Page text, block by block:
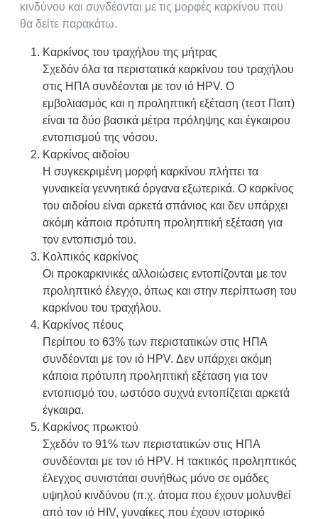
κινδύνου και συνδέονται με τις μορφές καρκίνου που
θα δείτε παρακάτω.
Καρκίνος του τραχήλου της μήτρας
Σχεδόν όλα τα περιστατικά καρκίνου του τραχήλου
στις ΗΠΑ συνδέονται με τον ιό HPV. Ο
εμβολιασμός και η προληπτική εξέταση (τεστ Παπ)
είναι τα δύο βασικά μέτρα πρόληψης και έγκαιρου
εντοπισμού της νόσου.
Καρκίνος αιδοίου
Η συγκεκριμένη μορφή καρκίνου πλήττει τα
γυναικεία γεννητικά όργανα εξωτερικά. Ο καρκίνος
του αιδοίου είναι αρκετά σπάνιος και δεν υπάρχει
ακόμη κάποια πρότυπη προληπτική εξέταση για
τον εντοπισμό του.
Κολπικός καρκίνος
Οι προκαρκινικές αλλοιώσεις εντοπίζονται με τον
προληπτικό έλεγχο, όπως και στην περίπτωση του
καρκίνου του τραχήλου.
Καρκίνος πέους
Περίπου το 63% των περιστατικών στις ΗΠΑ
συνδέονται με τον ιό HPV. Δεν υπάρχει ακόμη
κάποια πρότυπη προληπτική εξέταση για τον
εντοπισμό του, ωστόσο συχνά εντοπίζεται αρκετά
έγκαιρα.
Καρκίνος πρωκτού
Σχεδόν το 91% των περιστατικών στις ΗΠΑ
συνδέονται με τον ιό HPV. Η τακτικός προληπτικός
έλεγχος συνιστάται συνήθως μόνο σε ομάδες
υψηλού κινδύνου (π.χ. άτομα που έχουν μολυνθεί
από τον ιό HIV, γυναίκες που έχουν ιστορικό